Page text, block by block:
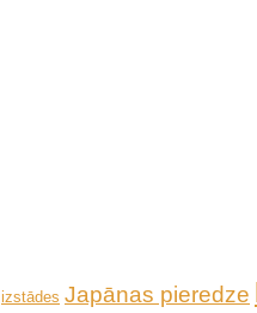
izstādes Japānas pieredze